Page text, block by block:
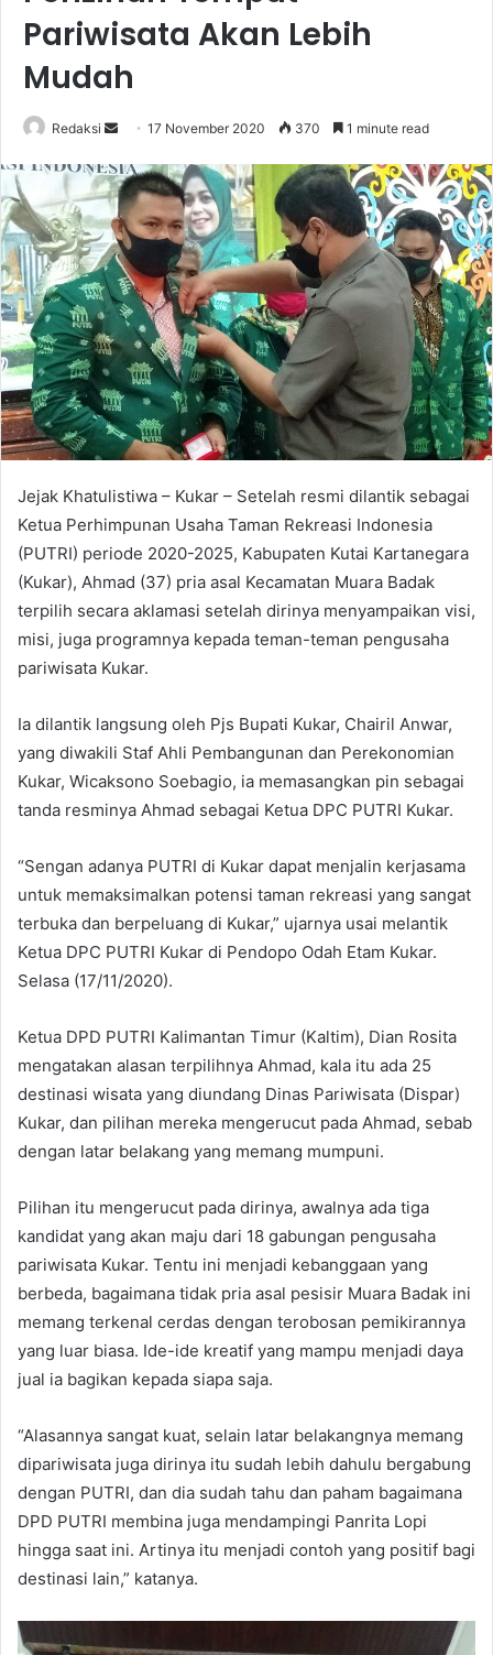
Pariwisata Akan Lebih
Mudah
Redaksi
Send
email
17 November 2020 370 1 minute read
Jejak Khatulistiwa – Kukar – Setelah resmi dilantik sebagai
Ketua Perhimpunan Usaha Taman Rekreasi Indonesia
(PUTRI) periode 2020-2025, Kabupaten Kutai Kartanegara
(Kukar), Ahmad (37) pria asal Kecamatan Muara Badak
terpilih secara aklamasi setelah dirinya menyampaikan visi,
misi, juga programnya kepada teman-teman pengusaha
pariwisata Kukar.
Ia dilantik langsung oleh Pjs Bupati Kukar, Chairil Anwar,
yang diwakili Staf Ahli Pembangunan dan Perekonomian
Kukar, Wicaksono Soebagio, ia memasangkan pin sebagai
tanda resminya Ahmad sebagai Ketua DPC PUTRI Kukar.
“Sengan adanya PUTRI di Kukar dapat menjalin kerjasama
untuk memaksimalkan potensi taman rekreasi yang sangat
terbuka dan berpeluang di Kukar,” ujarnya usai melantik
Ketua DPC PUTRI Kukar di Pendopo Odah Etam Kukar.
Selasa (17/11/2020).
Ketua DPD PUTRI Kalimantan Timur (Kaltim), Dian Rosita
mengatakan alasan terpilihnya Ahmad, kala itu ada 25
destinasi wisata yang diundang Dinas Pariwisata (Dispar)
Kukar, dan pilihan mereka mengerucut pada Ahmad, sebab
dengan latar belakang yang memang mumpuni.
Pilihan itu mengerucut pada dirinya, awalnya ada tiga
kandidat yang akan maju dari 18 gabungan pengusaha
pariwisata Kukar. Tentu ini menjadi kebanggaan yang
berbeda, bagaimana tidak pria asal pesisir Muara Badak ini
memang terkenal cerdas dengan terobosan pemikirannya
yang luar biasa. Ide-ide kreatif yang mampu menjadi daya
jual ia bagikan kepada siapa saja.
“Alasannya sangat kuat, selain latar belakangnya memang
dipariwisata juga dirinya itu sudah lebih dahulu bergabung
dengan PUTRI, dan dia sudah tahu dan paham bagaimana
DPD PUTRI membina juga mendampingi Panrita Lopi
hingga saat ini. Artinya itu menjadi contoh yang positif bagi
destinasi lain,” katanya.